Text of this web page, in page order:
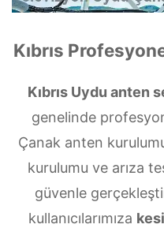
Kıbrıs
Kıbrıs Uydu anten
genelinde
Çanak anten
kurulumu ve arıza
güvenle
kullanıcılarımıza